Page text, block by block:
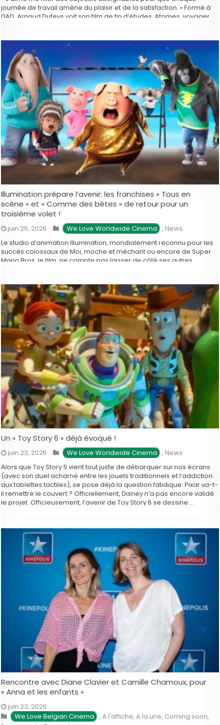
journée de travail amène du plaisir et de la satisfaction. » Formé à
l’IAD, Arnaud Dufeys voit son film de fin d’études, Atomes, voyager
Illumination prépare l’avenir: les franchises « Tous en
scène » et « Comme des bêtes » de retour pour un
troisième volet !
juin 25, 2026 We Love Worldwide Cinema , News
Le studio d’animation Illumination, mondialement reconnu pour les
succès colossaux de Moi, moche et méchant ou encore de Super
Mario Bros. le film, ne compte pas laisser de côté ses autres
troisièmes opus …
Un « Toy Story 6 » déjà évoqué !
juin 23, 2026 We Love Worldwide Cinema , News
Alors que Toy Story 5 vient tout juste de débarquer sur nos écrans
(avec son duel acharné entre les jouets traditionnels et l’addiction
aux tablettes tactiles), se pose déjà la question fatidique: Pixar va-t-
il remettre le couvert ? Officiellement, Disney n’a pas encore validé
le projet. Officieusement, l’avenir de Toy Story 6 se dessine …
Rencontre avec Diane Clavier et Camille Chamoux, pour
« Anna et les enfants »
juin 23, 2026
We Love Belgian Cinema ,A l'affiche,A la une, Coming soon,